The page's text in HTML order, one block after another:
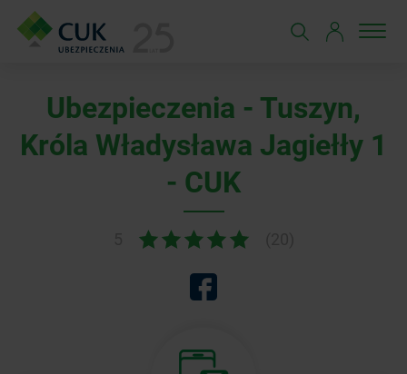
Ubezpieczenia - Tuszyn,
Króla Władysława Jagiełły 1
- CUK